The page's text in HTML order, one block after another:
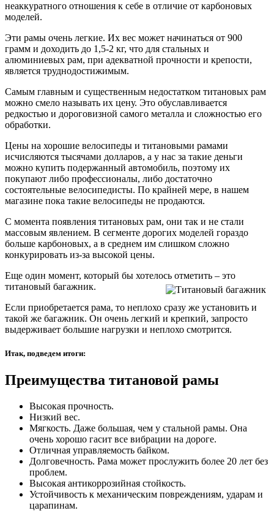
неаккуратного отношения к себе в отличие от карбоновых
моделей.
Эти рамы очень легкие. Их вес может начинаться от 900
грамм и доходить до 1,5-2 кг, что для стальных и
алюминиевых рам, при адекватной прочности и крепости,
является труднодостижимым.
Самым главным и существенным недостатком титановых рам
можно смело называть их цену. Это обуславливается
редкостью и дороговизной самого металла и сложностью его
обработки.
Цены на хорошие велосипеды и титановыми рамами
исчисляются тысячами долларов, а у нас за такие деньги
можно купить подержанный автомобиль, поэтому их
покупают либо профессионалы, либо достаточно
состоятельные велосипедисты. По крайней мере, в нашем
магазине пока такие велосипеды не продаются.
С момента появления титановых рам, они так и не стали
массовым явлением. В сегменте дорогих моделей гораздо
больше карбоновых, а в среднем им слишком сложно
конкурировать из-за высокой цены.
Еще один момент, который бы хотелось отметить – это
титановый багажник.
Если приобретается рама, то неплохо сразу же установить и
такой же багажник. Он очень легкий и крепкий, запросто
выдерживает большие нагрузки и неплохо смотрится.
Итак, подведем итоги:
Преимущества титановой рамы
Высокая прочность.
Низкий вес.
Мягкость. Даже большая, чем у стальной рамы. Она
очень хорошо гасит все вибрации на дороге.
Отличная управляемость байком.
Долговечность. Рама может прослужить более 20 лет без
проблем.
Высокая антикоррозийная стойкость.
Устойчивость к механическим повреждениям, ударам и
царапинам.